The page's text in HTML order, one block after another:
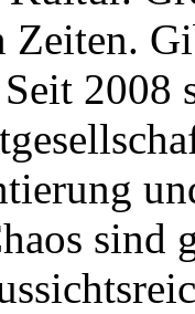
2008
sind